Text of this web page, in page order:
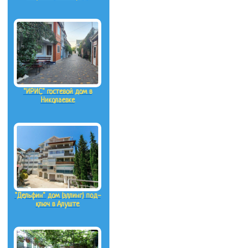
"ИРИС" гостевой дом в
Николаевке
"Дельфин" дом (эллинг) под-
ключ в Алуште